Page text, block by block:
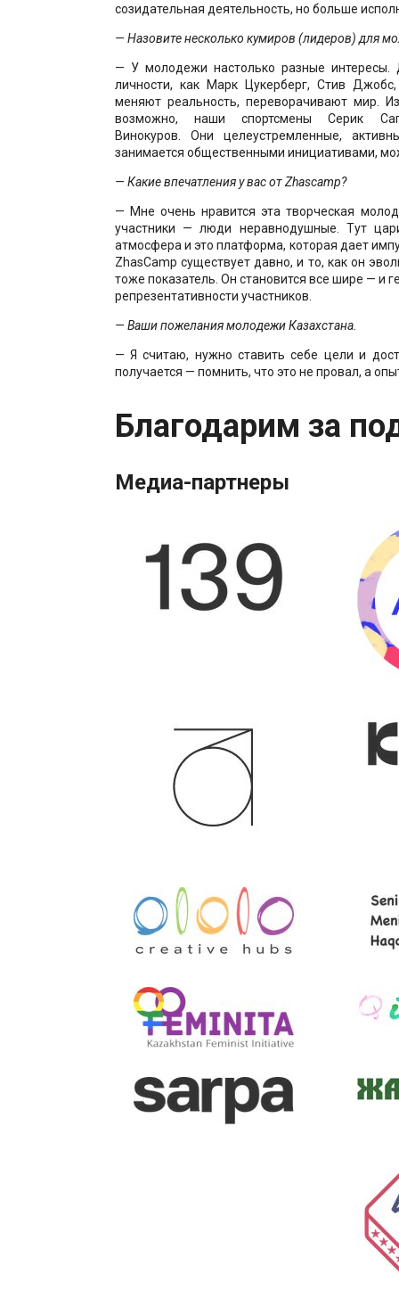
созидательная деятельность, но больше
— Назовите несколько кумиров (лидеров) для
— У молодежи настолько разные интересы.
личности, как Марк Цукерберг, Стив
меняют реальность, переворачивают мир.
возможно, наши спортсмены Серик
Винокуров. Они целеустремленные,
занимается общественными инициативами,
— Какие впечатления у вас от Zhascamp?
— Мне очень нравится эта творческая
участники — люди неравнодушные. Тут
атмосфера и это платформа, которая дает
ZhasCamp существует давно, и то, как он
тоже показатель. Он становится все шире — и
репрезентативности участников.
— Ваши пожелания молодежи Казахстана.
— Я считаю, нужно ставить себе цели и
получается — помнить, что это не провал, а
Благодарим за
Медиа-партнеры